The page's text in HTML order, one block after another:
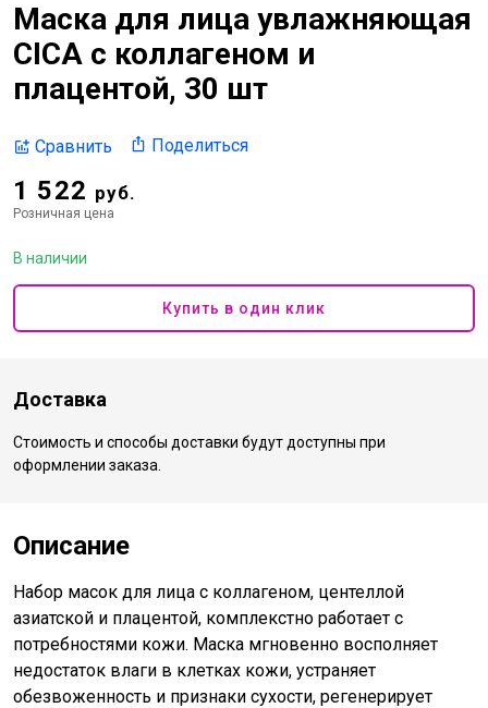
Маска для лица увлажняющая
CICA с коллагеном и
плацентой, 30 шт
Сравнить Поделиться
1 522 руб.
Розничная цена
В наличии
Купить в один клик
Доставка
Стоимость и способы доставки будут доступны при
оформлении заказа.
Описание
Набор масок для лица с коллагеном, центеллой
азиатской и плацентой, комплекстно работает с
потребностями кожи. Маска мгновенно восполняет
недостаток влаги в клетках кожи, устраняет
обезвоженность и признаки сухости, регенерирует